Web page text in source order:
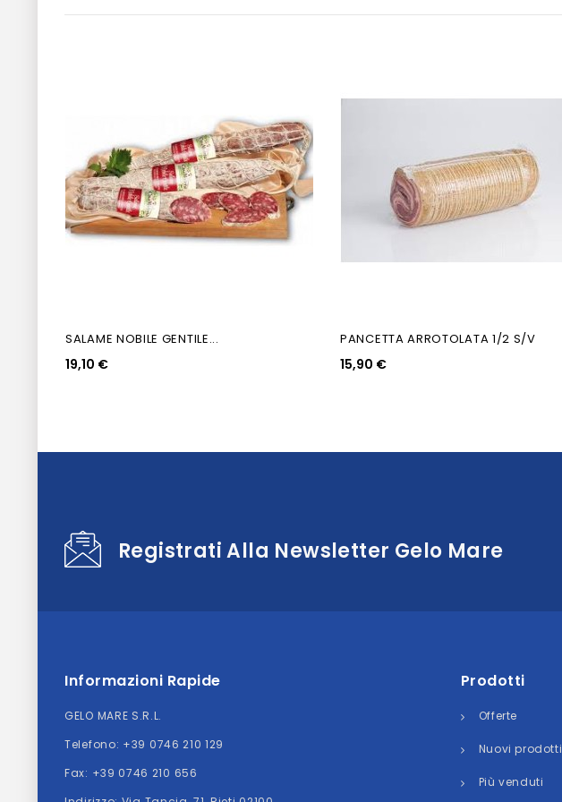
SALAME NOBILE GENTILE...
19,10 €
PANCETTA ARROTOLATA 1/2 S/V
15,90 €
Registrati Alla Newsletter Gelo Mare
Informazioni Rapide
GELO MARE S.R.L.
Telefono: +39 0746 210 129
Fax: +39 0746 210 656
Prodotti
Offerte
Nuovi prodotti
Più venduti